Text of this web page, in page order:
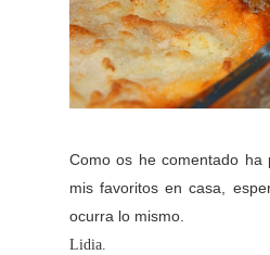
Como os he comentado
mis favoritos en casa,
ocurra lo mismo.
Lidia.